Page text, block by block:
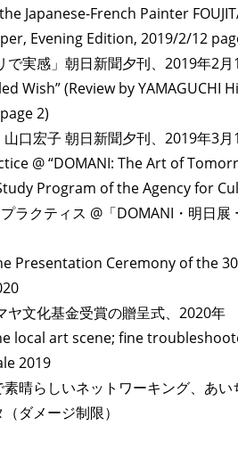
Japanese-French Painter
Evening Edition, 2019/2/12
で実感」朝日新聞夕刊、2019年2
Wish” (Review by YAMAGUCHI
2)
山口宏子 朝日新聞夕刊、2019年3
@ “DOMANI: The Art of
Program of the Agency for
ラクティス @「DOMANI・明日
Presentation Ceremony of the
ヤ文化基金受賞の贈呈式、2020年
local art scene; fine
2019
晴らしいネットワーキング、あ
ダメージ制限）